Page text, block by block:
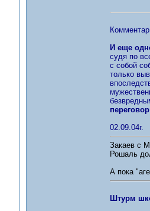
И еще
судя по
с собой
только
02.09.04г.
Закаев с
Рошаль
А пока
Штурм